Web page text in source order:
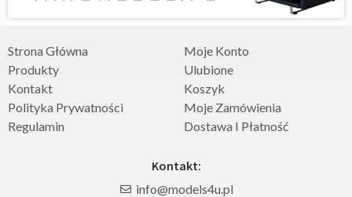
Strona Główna
Produkty
Kontakt
Polityka Prywatności
Regulamin
Moje Konto
Ulubione
Koszyk
Moje Zamówienia
Dostawa I Płatność
Kontakt:
info@models4u.pl